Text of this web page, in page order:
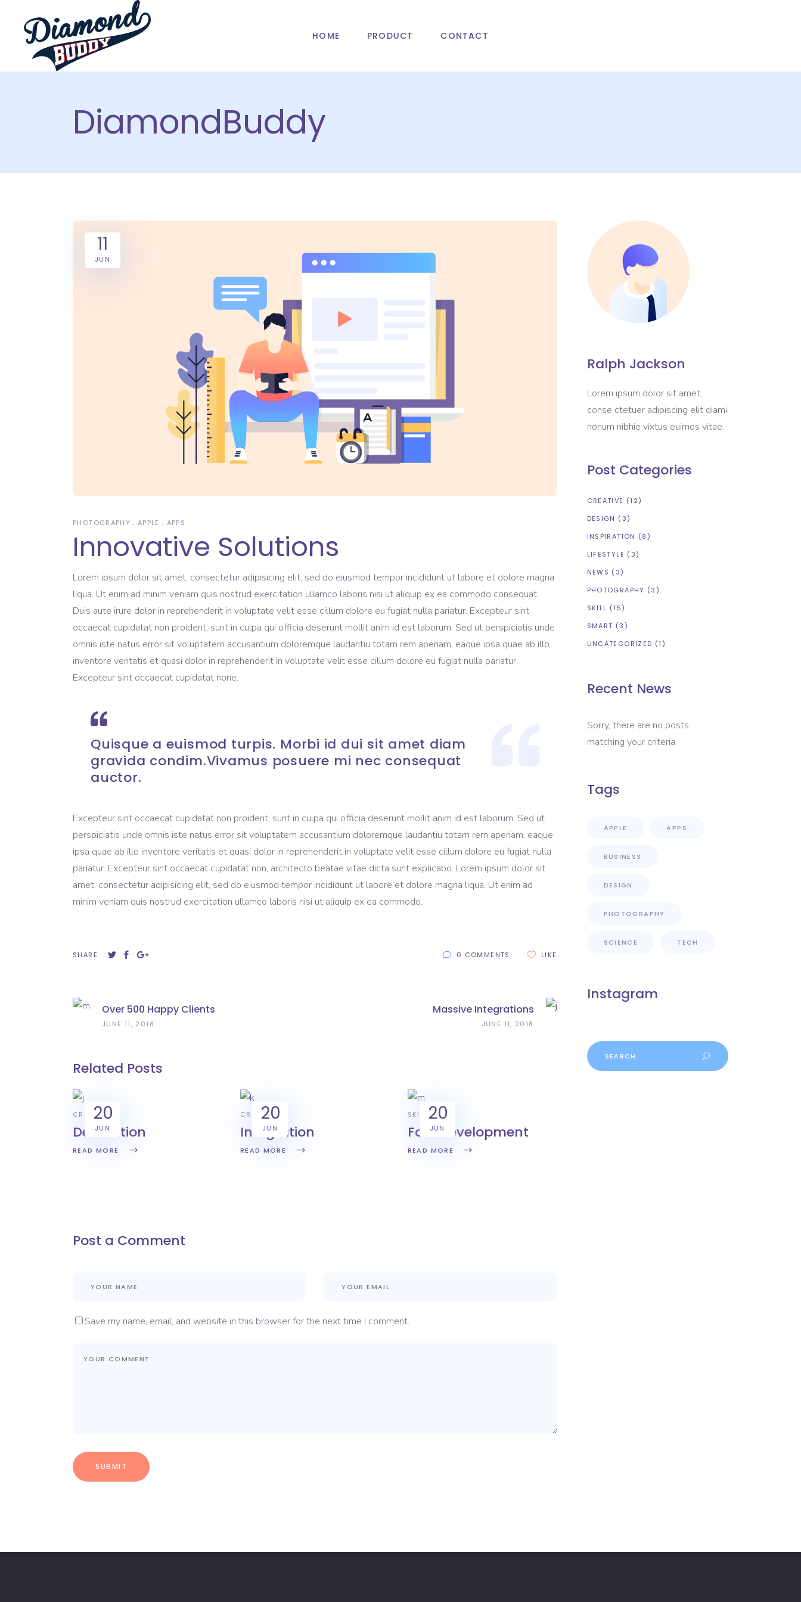
HOME PRODUCT CONTACT
DiamondBuddy
11
JUN
PHOTOGRAPHY APPLE APPS
Innovative Solutions
Lorem ipsum dolor sit amet, consectetur adipisicing elit, sed do eiusmod tempor incididunt ut labore et dolore magna
liqua. Ut enim ad minim veniam quis nostrud exercitation ullamco laboris nisi ut aliquip ex ea commodo consequat.
Duis aute irure dolor in reprehenderit in voluptate velit esse cillum dolore eu fugiat nulla pariatur. Excepteur sint
occaecat cupidatat non proident, sunt in culpa qui officia deserunt mollit anim id est laborum. Sed ut perspiciatis unde
omnis iste natus error sit voluptatem accusantium doloremque laudantiu totam rem aperiam, eaque ipsa quae ab illo
inventore veritatis et quasi dolor in reprehenderit in voluptate velit esse cillum dolore eu fugiat nulla pariatur.
Excepteur sint occaecat cupidatat none.
Quisque a euismod turpis. Morbi id dui sit amet diam
gravida condim.Vivamus posuere mi nec consequat
auctor.
Excepteur sint occaecat cupidatat non proident, sunt in culpa qui officia deserunt mollit anim id est laborum. Sed ut
perspiciatis unde omnis iste natus error sit voluptatem accusantium doloremque laudantiu totam rem aperiam, eaque
ipsa quae ab illo inventore veritatis et quasi dolor in reprehenderit in voluptate velit esse cillum dolore eu fugiat nulla
pariatur. Excepteur sint occaecat cupidatat non, architecto beatae vitae dicta sunt explicabo. Lorem ipsum dolor sit
amet, consectetur adipisicing elit, sed do eiusmod tempor incididunt ut labore et dolore magna liqua. Ut enim ad
minim veniam quis nostrud exercitation ullamco laboris nisi ut aliquip ex ea commodo.
0 COMMENTS LIKE
SHARE
Over 500 Happy Clients
JUNE 11, 2018
Massive Integrations
JUNE 11, 2018
Related Posts
20
JUN
CREATIVE
Decoration
READ MORE
20
JUN
CREATIVE
Integration
READ MORE
20
JUN
SKILL
Fast development
READ MORE
Post a Comment
Save my name, email, and website in this browser for the next time I comment.
Ralph Jackson
Lorem ipsum dolor sit amet,
conse ctetuer adipiscing elit diami
nonum nibhie vixtus euimos vitae.
Post Categories
CREATIVE (12)
DESIGN (3)
INSPIRATION (8)
LIFESTYLE (3)
NEWS (3)
PHOTOGRAPHY (3)
SKILL (15)
SMART (3)
UNCATEGORIZED (1)
Recent News
Sorry, there are no posts
matching your criteria
Tags
APPLE APPS
BUSINESS
DESIGN
PHOTOGRAPHY
SCIENCE TECH
Instagram
Search
for: